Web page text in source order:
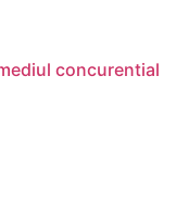
concurential